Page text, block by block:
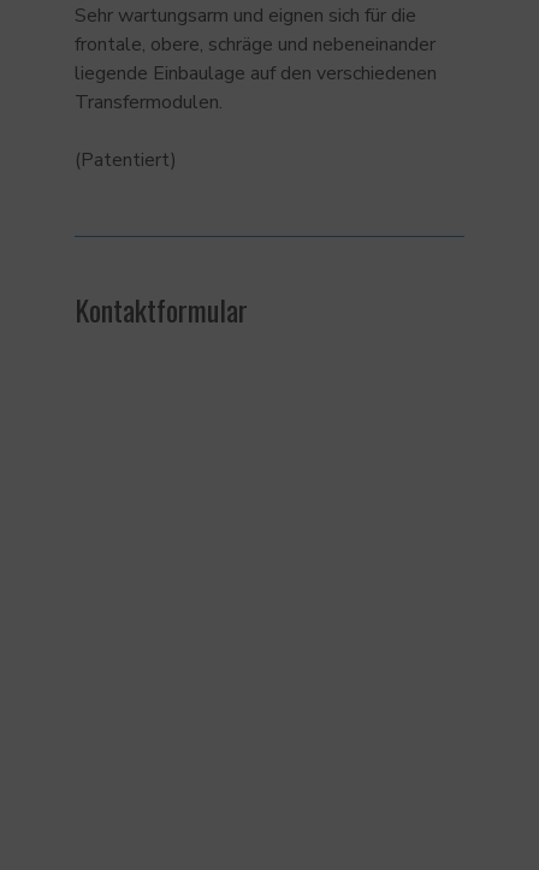
Sehr wartungsarm und eignen sich für die
frontale, obere, schräge und nebeneinander
liegende Einbaulage auf den verschiedenen
Transfermodulen.
(Patentiert)
Kontaktformular